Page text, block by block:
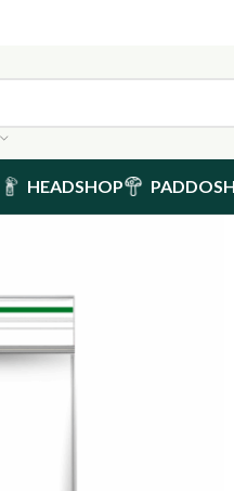
HEADSHOP